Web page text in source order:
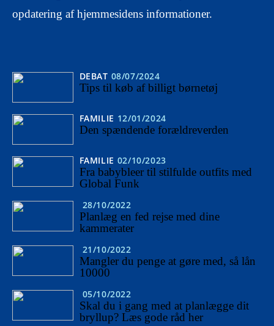
opdatering af hjemmesidens informationer.
DEBAT 08/07/2024
Tips til køb af billigt børnetøj
FAMILIE 12/01/2024
Den spændende forældreverden
FAMILIE 02/10/2023
Fra babybleer til stilfulde outfits med
Global Funk
28/10/2022
Planlæg en fed rejse med dine
kammerater
21/10/2022
Mangler du penge at gøre med, så lån
10000
05/10/2022
Skal du i gang med at planlægge dit
bryllup? Læs gode råd her